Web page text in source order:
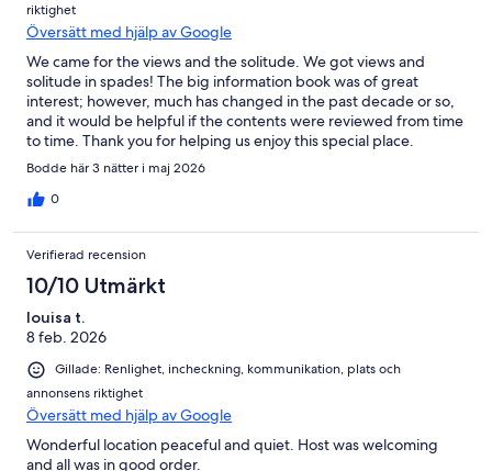
riktighet
Översätt med hjälp av Google
We came for the views and the solitude. We got views and
solitude in spades! The big information book was of great
interest; however, much has changed in the past decade or so,
and it would be helpful if the contents were reviewed from time
to time. Thank you for helping us enjoy this special place.
Bodde här 3 nätter i maj 2026
0
Verifierad recension
10/10 Utmärkt
louisa t.
8 feb. 2026
Gillade: Renlighet, incheckning, kommunikation, plats och
annonsens riktighet
Översätt med hjälp av Google
Wonderful location peaceful and quiet. Host was welcoming
and all was in good order.